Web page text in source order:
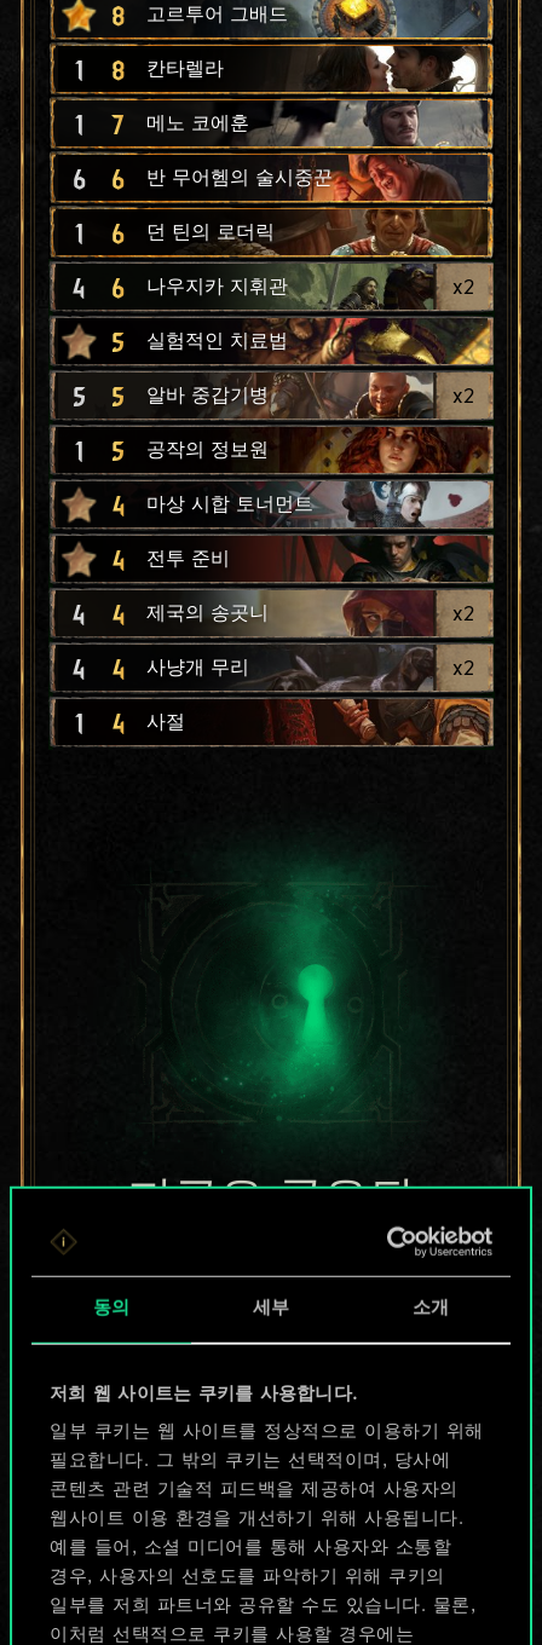
동의 세부 소개
저희 웹 사이트는 쿠키를 사용합니다.
일부 쿠키는 웹 사이트를 정상적으로 이용하기 위해
필요합니다. 그 밖의 쿠키는 선택적이며, 당사에
콘텐츠 관련 기술적 피드백을 제공하여 사용자의
웹사이트 이용 환경을 개선하기 위해 사용됩니다.
예를 들어, 소셜 미디어를 통해 사용자와 소통할
경우, 사용자의 선호도를 파악하기 위해 쿠키의
일부를 저희 파트너와 공유할 수도 있습니다. 물론,
이처럼 선택적으로 쿠키를 사용할 경우에는
8 고르투어 그배드
1 8 칸타렐라
1 7 메노 코에훈
6 6 반 무어헴의 술시중꾼
1 6 던 틴의 로더릭
4 6 나우지카 지휘관 x2
5 실험적인 치료법
5 5 알바 중갑기병 x2
1 5 공작의 정보원
4 마상 시합 토너먼트
4 전투 준비
4 4 제국의 송곳니 x2
4 4 사냥개 무리 x2
1 4 사절
지금은 공유된
카드들에 지나지
않지만
무궁무진한
가능성을 가지고
있습니다!
덱 이름 짓기 & 가이드 작성하기
덱 편집